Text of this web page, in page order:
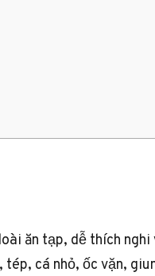
ăn tạp, dễ thích
cá nhỏ, ốc vặn,